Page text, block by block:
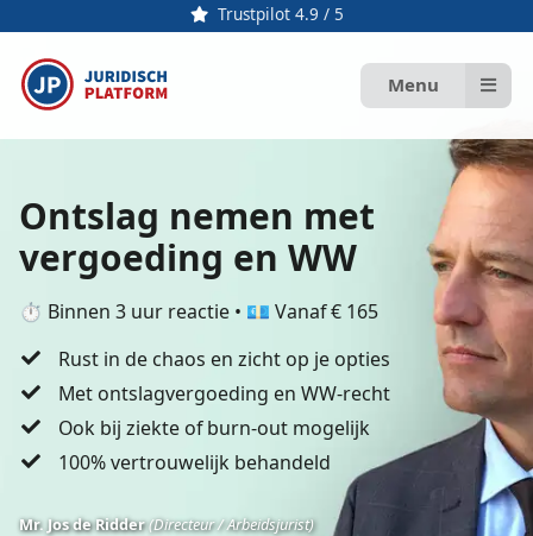
Trustpilot 4.9 / 5
Menu
Ontslag nemen met
vergoeding en WW
⏱️ Binnen 3 uur reactie • 💶 Vanaf € 165
Rust in de chaos en zicht op je opties
Met ontslagvergoeding en WW-recht
Ook bij ziekte of burn-out mogelijk
100% vertrouwelijk behandeld
Mr. Jos de Ridder(Directeur / Arbeidsjurist)